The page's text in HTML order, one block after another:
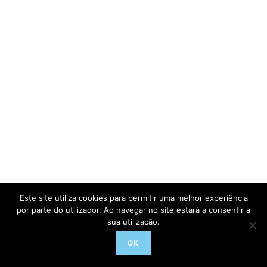
Este site utiliza cookies para permitir uma melhor experiência
por parte do utilizador. Ao navegar no site estará a consentir a
sua utilização.
OK